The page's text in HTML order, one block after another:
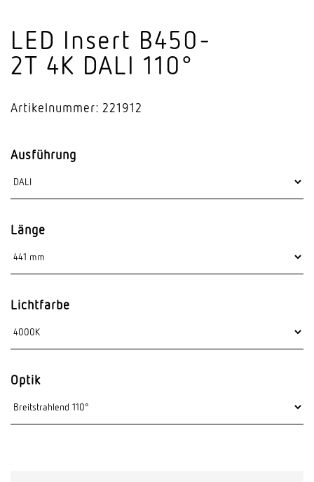
LED Insert B450-
2T 4K DALI 110°
Artikelnummer: 221912
Ausführung
Länge
Lichtfarbe
Optik